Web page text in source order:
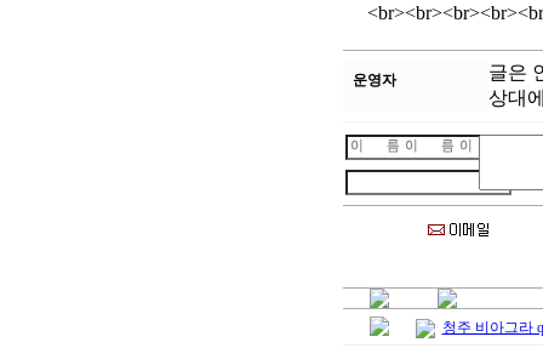
운영자
글은
상대
청주 비아그라